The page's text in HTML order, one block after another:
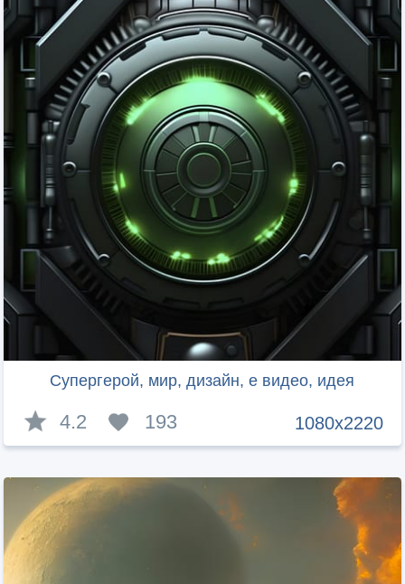
Супергерой, мир, дизайн, е видео, идея
1080x2220
4.2 193